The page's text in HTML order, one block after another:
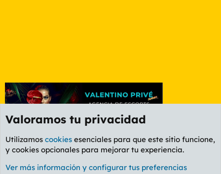
Foro General
Cookies PL OLDSTYLE AMARILLO
Valoramos tu privacidad
Utilizamos cookies esenciales para que este sitio funcione,
y cookies opcionales para mejorar tu experiencia.
Ver más información y configurar tus preferencias